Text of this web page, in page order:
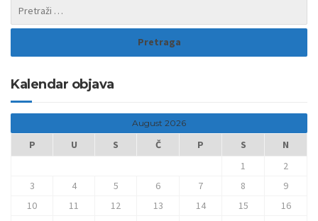
Kalendar objava
August 2026
P U S Č P S
N
1
2
3
4 5 6 7 8
9
10
11 12 13 14 15
16